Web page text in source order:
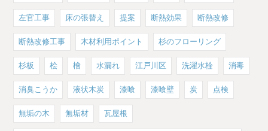
左官工事 床の張替え 提案 断熱効果 断熱改修
断熱改修工事 木材利用ポイント 杉のフローリング
杉板 桧 檜 水漏れ 江戸川区 洗濯水栓 消毒
消臭こうか 液状木炭 漆喰 漆喰壁 炭 点検
無垢の木 無垢材 瓦屋根